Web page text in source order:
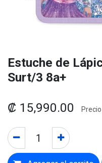
Estuche de
Surt/3 8a+
₡ 15,990.00